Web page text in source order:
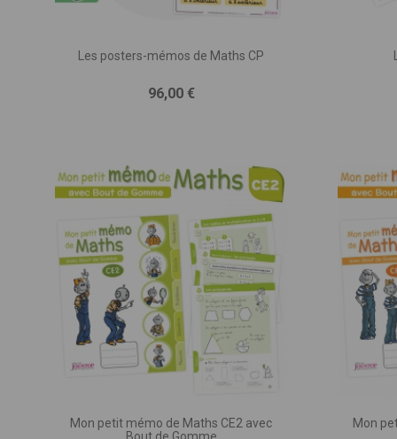
Les posters-mémos de Maths CP
Prix
96,00 €
Mon petit mémo de Maths CE2 avec
Mon
VOTRE
VOTRE